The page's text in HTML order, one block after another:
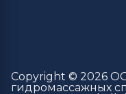
Copyright © 2026
гидромассажных